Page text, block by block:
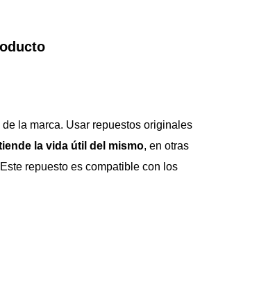
la marca. Usar repuestos originales
la vida útil del mismo, en otras
repuesto es compatible con los